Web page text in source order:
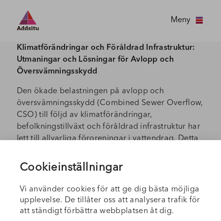
Meny
Klimatförändringar och Föråldrad Infrastruktur:
Utmaningar och Lösningar för Avlopp och
Översvämningsskydd
Den ökade belastningen på avlopp och
översvämningsskydd (Combined Sewer Overflow,
CSO) till följd av klimatförändringar,
befolkningstillväxt och föråldrad infrastruktur har
lett till allvarliga föroreningar i vattendrag. Detta
negativt.
fältmässiga sonder, som mäter upp till sju
parametrar i realtid, kan du snabbt upptäcka och
åtgärda potentiella risker. Dessa system
Cookieinställningar
Vi använder cookies för att ge dig bästa möjliga
upplevelse. De tillåter oss att analysera trafik för
att ständigt förbättra webbplatsen åt dig.